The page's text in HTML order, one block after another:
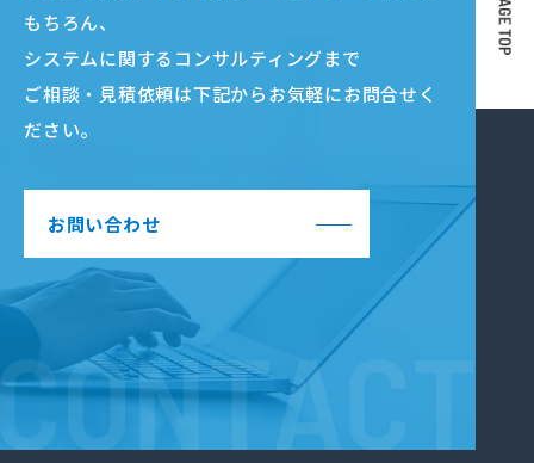
もちろん、
システムに関するコンサルティングまで
ご相談・見積依頼は下記からお気軽にお問合せく
ださい。
お問い合わせ